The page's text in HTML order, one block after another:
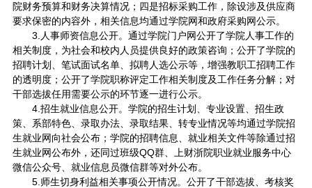
院财务预算和财务决算情况；四是招标采购工作，除设涉及供应商
要求保密的内容外，相关信息均通过学院网和政府采购网公示。
3.人事师资信息公开。通过学院门户网公开了学院人事工作的
相关制度，为社会和校内人员提供良好的政策咨询；公开了学院的
招聘计划、笔试面试名单、拟聘人选公示等，增强教职工招聘工作
的透明度；公开了学院职称评定工作相关制度及工作任务分解；对
干部选拔任用需要公示的环节逐一进行公示。
4.招生就业信息公开。学院的招生计划、专业设置、招生政
策、系部特色、录取办法、录取结果、转专业情况等均通过学院招
生就业网向社会公布；学院的招聘信息、就业相关文件等除通过招
生就业网公布外，还同过班级QQ群、上财浙院职业就业服务中心
微信公众号、就业信息员微信群等对外公布。
5.师生切身利益相关事项公开情况。公开了干部选拔、考核奖